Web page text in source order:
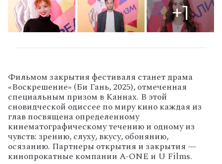
+1
Фильмом закрытия фестиваля станет драма
«Воскрешение» (Би Гань, 2025), отмеченная
специальным призом в Каннах. В этой
сновидческой одиссее по миру кино каждая из
глав посвящена определенному
кинематографическому течению и одному из
чувств: зрению, слуху, вкусу, обонянию,
осязанию. Партнеры открытия и закрытия —
кинопрокатные компании A-ONE и U Films.